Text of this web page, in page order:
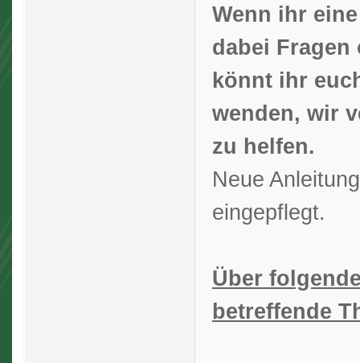
Wenn ihr
dabei Fragen
könnt ihr
wenden, wir
zu helfen.
Neue
eingepflegt.
Über
betreffende